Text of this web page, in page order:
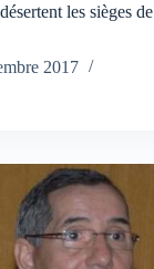
les sièges de
2017